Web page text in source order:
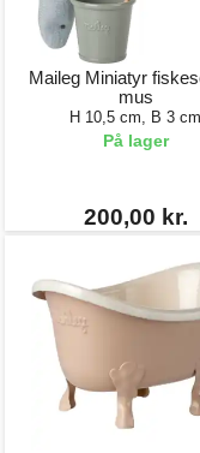
Maileg Miniatyr
mus
H 10,5 cm, B 3 cm
På lager
200,00 kr.